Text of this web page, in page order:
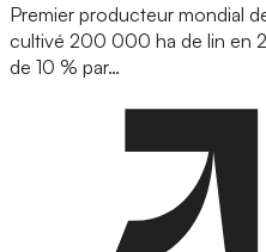
Premier producteur mondial
cultivé 200 000 ha de lin en
de 10 % par…